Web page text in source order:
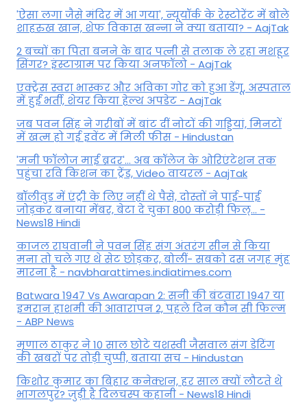
'ऐसा लगा जैसे मंदिर में आ गया', न्यूयॉर्क के रेस्टोरेंट में बोले
शाहरुख खान, शेफ विकास खन्ना ने क्या बताया? - AajTak
2 बच्चों का पिता बनने के बाद पत्नी से तलाक ले रहा मशहूर
सिंगर? इंस्टाग्राम पर किया अनफॉलो - AajTak
एक्ट्रेस स्वरा भास्कर और अविका गोर को हुआ डेंगू, अस्पताल
में हुईं भर्ती, शेयर किया हेल्थ अपडेट - AajTak
जब पवन सिंह ने गरीबों में बांट दीं नोटों की गड्डियां, मिनटों
में खत्म हो गई इवेंट में मिली फीस - Hindustan
'मनी फॉलोज माई ब्रदर'... अब कॉलेज के ओरिएंटेशन तक
पहुंचा रवि किशन का ट्रेंड, Video वायरल - AajTak
बॉलीवुड में एंट्री के लिए नहीं थे पैसे, दोस्तों ने पाई-पाई
जोड़कर बनाया मेंबर, बेटा दे चुका 800 करोड़ी फिल्... -
News18 Hindi
काजल राघवानी ने पवन सिंह संग अंतरंग सीन से किया
मना तो चले गए थे सेट छोड़कर, बोलीं- सबको दस जगह मुंह
मारना है - navbharattimes.indiatimes.com
Batwara 1947 Vs Awarapan 2: सनी की बंटवारा 1947 या
इमरान हाशमी की आवारापन 2, पहले दिन कौन सी फिल्म
- ABP News
मृणाल ठाकुर ने 10 साल छोटे यशस्वी जैसवाल संग डेटिंग
की खबरों पर तोड़ी चुप्पी, बताया सच - Hindustan
किशोर कुमार का बिहार कनेक्शन, हर साल क्यों लौटते थे
भागलपुर? जुड़ी है दिलचस्प कहानी - News18 Hindi